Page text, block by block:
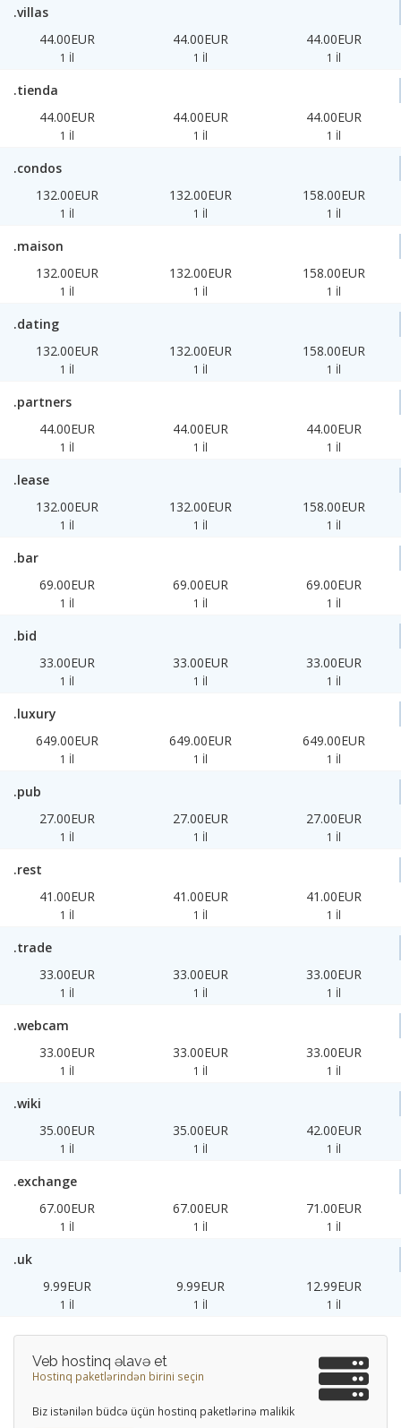
.villas
44.00EUR
1 İl
44.00EUR
1 İl
44.00EUR
1 İl
.tienda
44.00EUR
1 İl
44.00EUR
1 İl
44.00EUR
1 İl
.condos
132.00EUR
1 İl
132.00EUR
1 İl
158.00EUR
1 İl
.maison
132.00EUR
1 İl
132.00EUR
1 İl
158.00EUR
1 İl
.dating
132.00EUR
1 İl
132.00EUR
1 İl
158.00EUR
1 İl
.partners
44.00EUR
1 İl
44.00EUR
1 İl
44.00EUR
1 İl
.lease
132.00EUR
1 İl
132.00EUR
1 İl
158.00EUR
1 İl
.bar
69.00EUR
1 İl
69.00EUR
1 İl
69.00EUR
1 İl
.bid
33.00EUR
1 İl
33.00EUR
1 İl
33.00EUR
1 İl
.luxury
649.00EUR
1 İl
649.00EUR
1 İl
649.00EUR
1 İl
.pub
27.00EUR
1 İl
27.00EUR
1 İl
27.00EUR
1 İl
.rest
41.00EUR
1 İl
41.00EUR
1 İl
41.00EUR
1 İl
.trade
33.00EUR
1 İl
33.00EUR
1 İl
33.00EUR
1 İl
.webcam
33.00EUR
1 İl
33.00EUR
1 İl
33.00EUR
1 İl
.wiki
35.00EUR
1 İl
35.00EUR
1 İl
42.00EUR
1 İl
.exchange
67.00EUR
1 İl
67.00EUR
1 İl
71.00EUR
1 İl
.uk
9.99EUR
1 İl
9.99EUR
1 İl
12.99EUR
1 İl
Veb hostinq əlavə et
Hostinq paketlərindən birini seçin
Biz istənilən büdcə üçün hostinq paketlərinə malikik